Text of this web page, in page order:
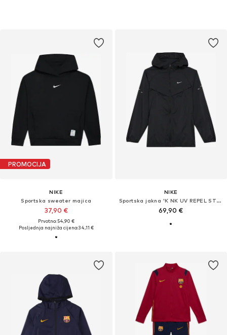
PROMOCIJA
NIKE
Sportska sweater majica
37,90 €
Prvotno: 54,90 €
Posljednja najniža cijena:34,11 €
NIKE
Sportska jakna 'K NK UV REPEL STRIDE JACKET'
69,90 €